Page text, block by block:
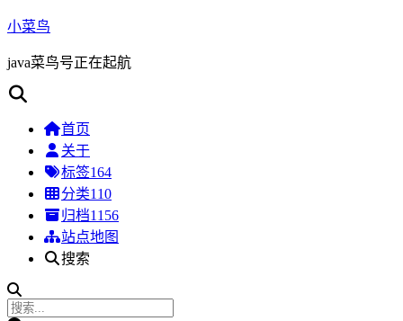
小菜鸟
java菜鸟号正在起航
首页
关于
标签164
分类110
归档1156
站点地图
搜索